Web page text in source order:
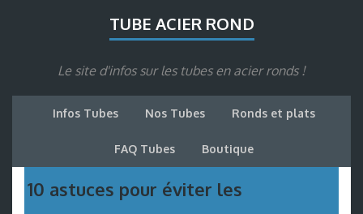
TUBE ACIER ROND
Le site d'infos sur les tubes en acier ronds !
Infos Tubes Nos Tubes Ronds et plats
FAQ Tubes Boutique
10 astuces pour éviter les